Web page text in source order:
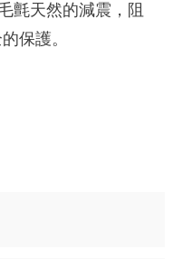
氈天然的減震，阻
保護。